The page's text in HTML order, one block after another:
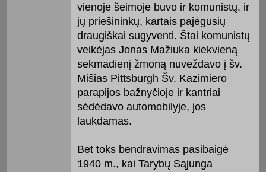
vienoje šeimoje buvo ir komunistų, ir
jų priešininkų, kartais pajėgusių
draugiškai sugyventi. Štai komunistų
veikėjas Jonas Mažiuka kiekvieną
sekmadienį žmoną nuveždavo į šv.
Mišias Pittsburgh Šv. Kazimiero
parapijos bažnyčioje ir kantriai
sėdėdavo automobilyje, jos
laukdamas.
Bet toks bendravimas pasibaigė
1940 m., kai Tarybų Sąjunga